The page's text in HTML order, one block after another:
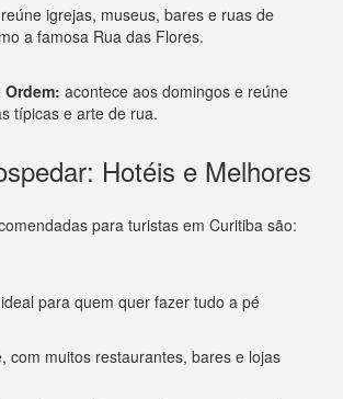
reúne igrejas, museus, bares e ruas de
a famosa Rua das Flores.
acontece aos domingos e reúne
típicas e arte de rua.
Hotéis e Melhores
para turistas em Curitiba são:
ideal para quem quer fazer tudo a pé
com muitos restaurantes, bares e lojas